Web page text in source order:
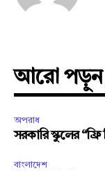
আরো পড়ুন
অপরাধ
সরকারি স্কুলের
বাংলাদেশ